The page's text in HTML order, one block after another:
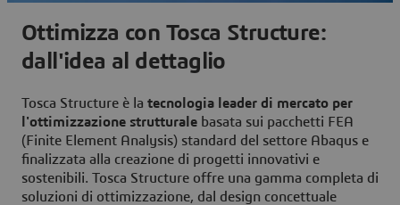
Ottimizza con Tosca Structure:
dall'idea al dettaglio
Tosca Structure è la tecnologia leader di mercato per
l'ottimizzazione strutturale basata sui pacchetti FEA
(Finite Element Analysis) standard del settore Abaqus e
finalizzata alla creazione di progetti innovativi e
sostenibili. Tosca Structure offre una gamma completa di
soluzioni di ottimizzazione, dal design concettuale